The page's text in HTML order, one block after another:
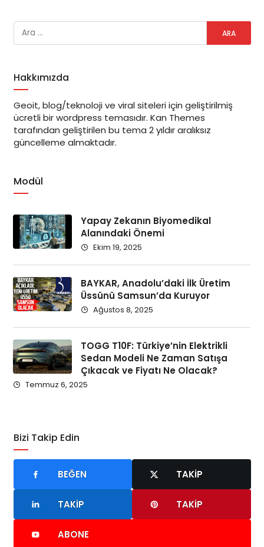
Hakkımızda
Geoit, blog/teknoloji ve viral siteleri için geliştirilmiş
ücretli bir wordpress temasıdır. Kan Themes
tarafından geliştirilen bu tema 2 yıldır aralıksız
güncelleme almaktadır.
Modül
Yapay Zekanın Biyomedikal
Alanındaki Önemi
Ekim 19, 2025
BAYKAR, Anadolu’daki İlk Üretim
Üssünü Samsun’da Kuruyor
Ağustos 8, 2025
TOGG T10F: Türkiye’nin Elektrikli
Sedan Modeli Ne Zaman Satışa
Çıkacak ve Fiyatı Ne Olacak?
Temmuz 6, 2025
Bizi Takip Edin
BEĞEN TAKIP
TAKIP TAKIP
ABONE